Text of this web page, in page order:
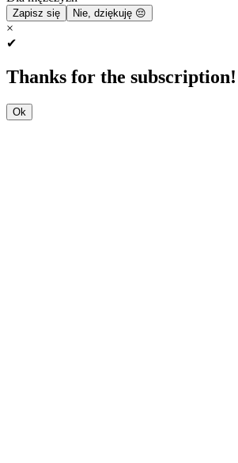
Zapisz się Nie, dziękuję 😔
×
✔
Thanks for the subscription!
Ok